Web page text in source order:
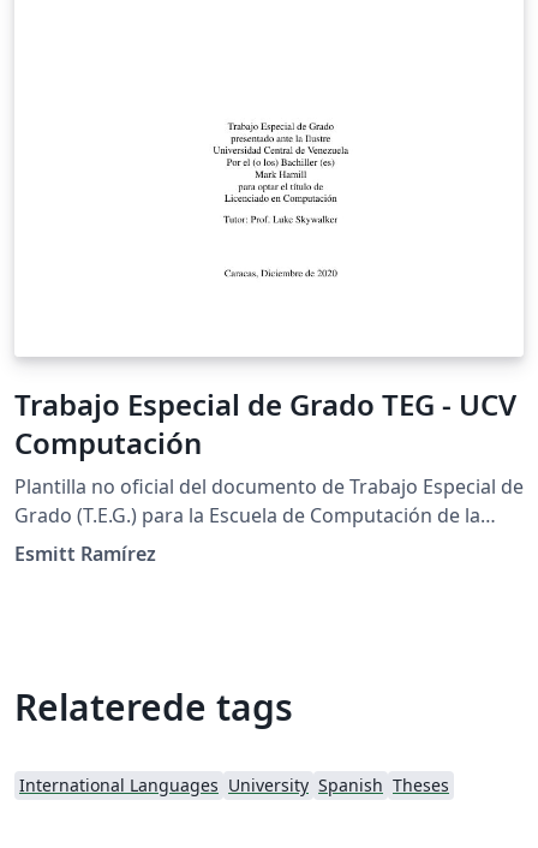
Trabajo Especial de Grado TEG - UCV
Computación
Plantilla no oficial del documento de Trabajo Especial de
Grado (T.E.G.) para la Escuela de Computación de la
Universidad Central de Venezuela. También puede ser
Esmitt Ramírez
Relaterede tags
International Languages University Spanish Theses